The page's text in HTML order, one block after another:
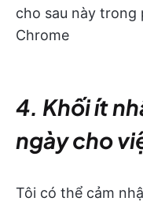
cho sau này trong
Chrome
4. Khối ít
ngày cho
Tôi có thể cảm